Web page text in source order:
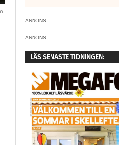
museums experter för att få vägledning i
ANNONS
ANNONS
LÄS SENASTE TIDNINGEN: